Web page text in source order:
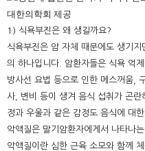
1) 식욕부진은 왜 생길까요?
식욕부진은 암 자체 때문에도 생기
의 하나입니다. 암환자들은 식욕 억
방사선 요법 등으로 인한 메스꺼움,
사, 변비 등이 생겨 음식 섭취가 곤
정과 우울과 같은 감정도 음식에 대
악액질은 말기암환자에게서 나타나
악액질이란 심한 근육 소모와 함께